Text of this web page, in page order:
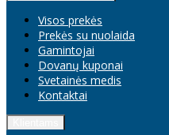
Visos prekės
Prekės su nuolaida
Gamintojai
Dovanų kuponai
Svetainės medis
Kontaktai